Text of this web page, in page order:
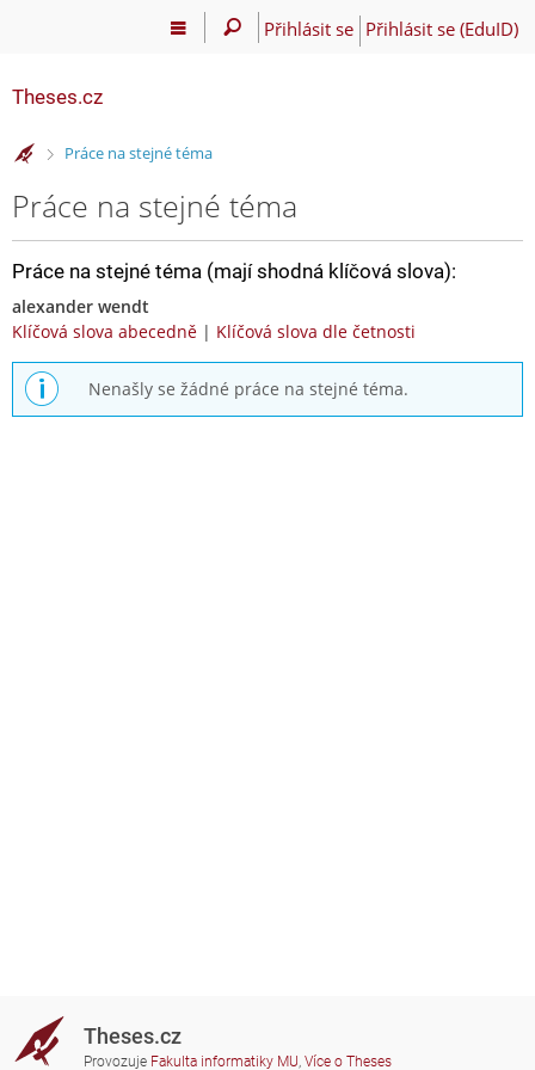
Přihlásit se Přihlásit se (EduID)
Theses.cz
>Práce na stejné téma
Práce na stejné téma
Práce na stejné téma (mají shodná klíčová slova):
alexander wendt
Klíčová slova abecedně | Klíčová slova dle četnosti
Nenašly se žádné práce na stejné téma.
Theses.cz
Provozuje Fakulta informatiky MU, Více o Theses